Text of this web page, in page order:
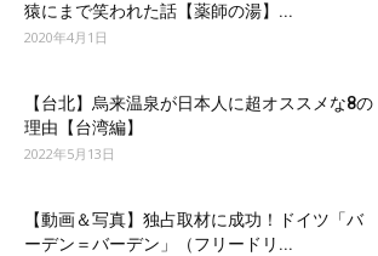
猿にまで笑われた話【薬師の湯】...
2020年4月1日
【台北】烏来温泉が日本人に超オススメな8の
理由【台湾編】
2022年5月13日
【動画＆写真】独占取材に成功！ドイツ「バ
ーデン＝バーデン」（フリードリ...